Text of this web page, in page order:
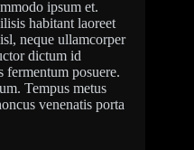
ipsum et.
habitant laoreet
neque ullamcorper
dictum id
fermentum posuere.
Tempus metus
venenatis porta